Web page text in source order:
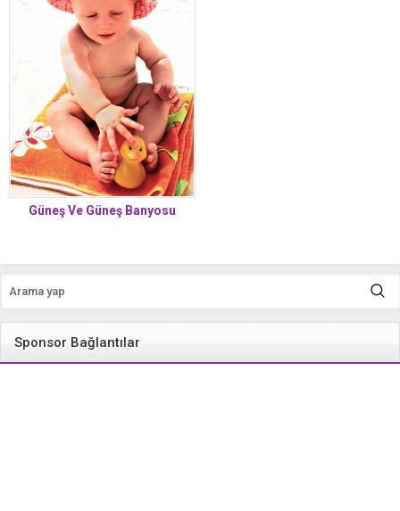
Güneş Ve Güneş Banyosu
Sponsor Bağlantılar